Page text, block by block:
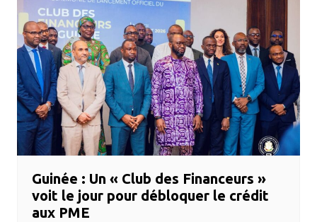
Guinée : Un « Club des Financeurs »
voit le jour pour débloquer le crédit
aux PME